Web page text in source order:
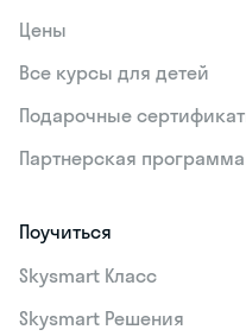
Цены
Все курсы для детей
Подарочные
Партнерская программа
Поучиться
Skysmart Класс
Skysmart Решения